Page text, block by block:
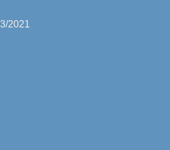
2021